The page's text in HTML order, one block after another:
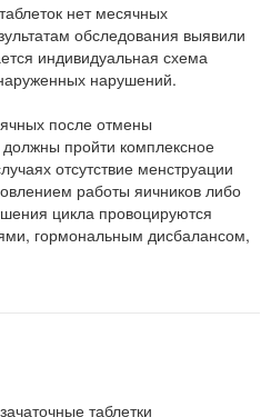
обследования выявили
индивидуальная схема
нарушений.
после отмены
должны пройти комплексное
отсутствие менструации
работы яичников либо
цикла провоцируются
гормональным дисбалансом,